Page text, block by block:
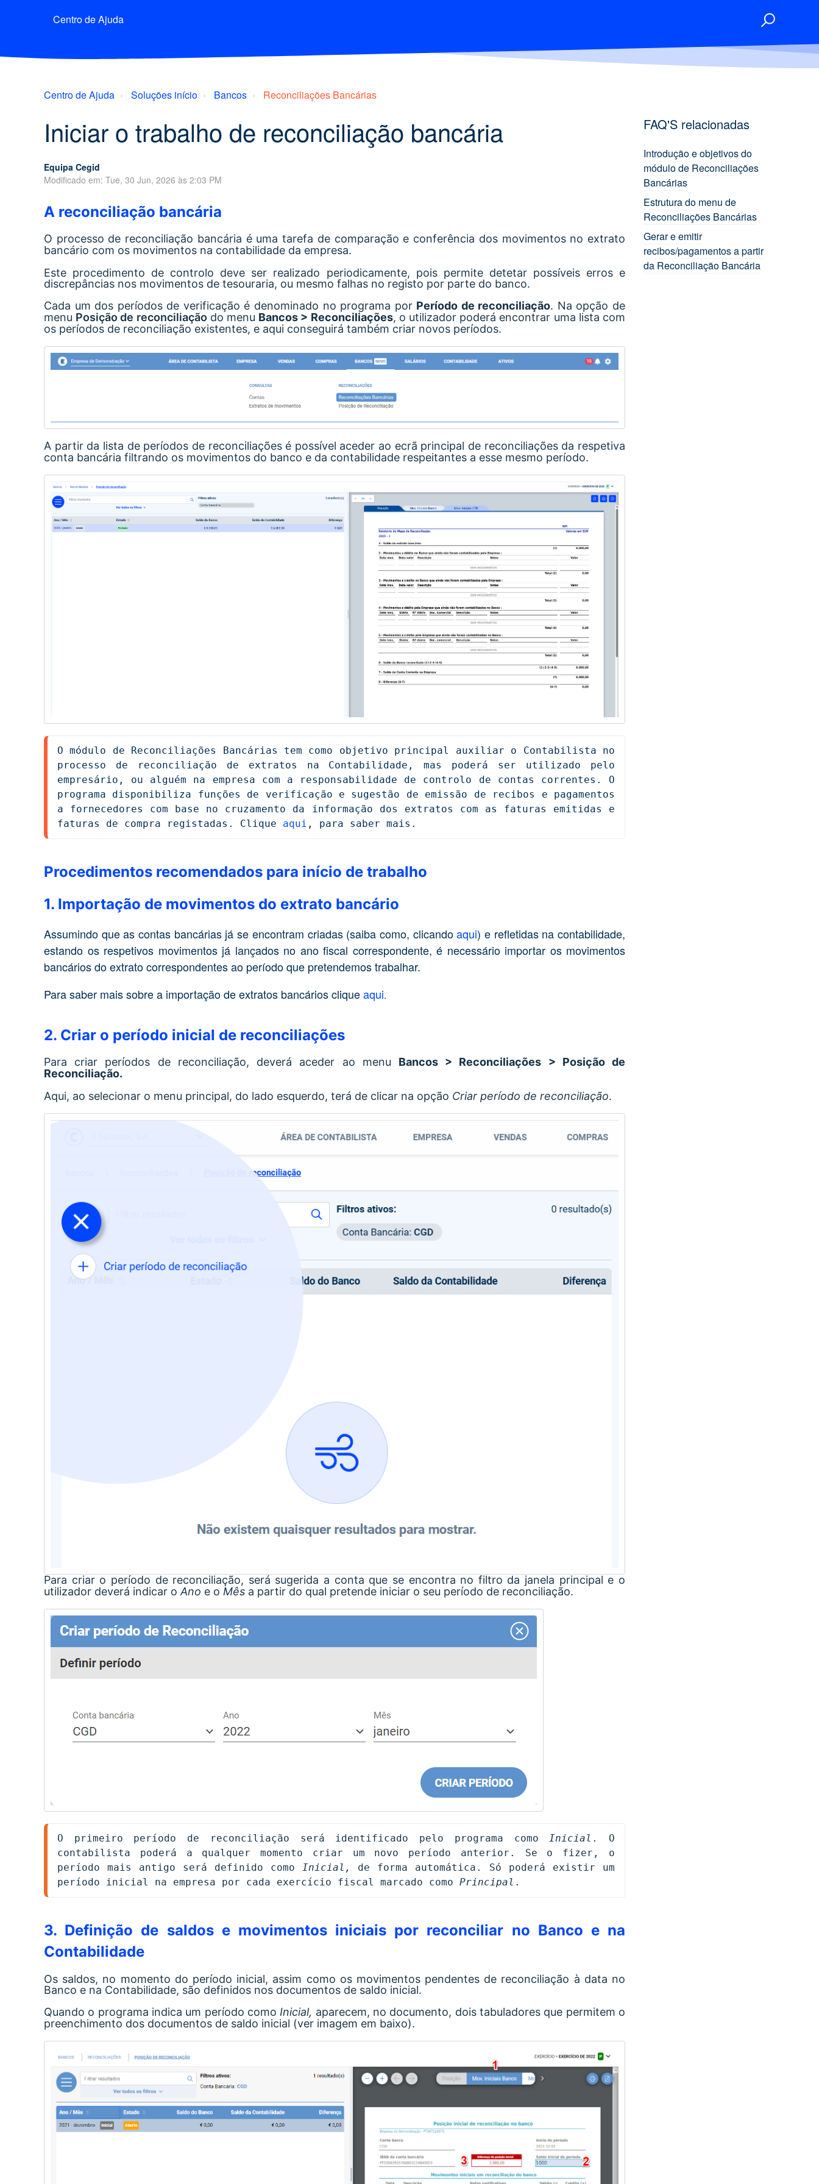
Centro de Ajuda
Centro de Ajuda Soluções início Bancos Reconciliações Bancárias
Iniciar o trabalho de reconciliação bancária
Equipa Cegid
Modificado em: Tue, 30 Jun, 2026 às 2:03 PM
A reconciliação bancária
O processo de reconciliação bancária é uma tarefa de comparação e conferência dos movimentos no extrato
bancário com os movimentos na contabilidade da empresa.
Este procedimento de controlo deve ser realizado periodicamente, pois permite detetar possíveis erros e
discrepâncias nos movimentos de tesouraria, ou mesmo falhas no registo por parte do banco.
Cada um dos períodos de verificação é denominado no programa por Período de reconciliação. Na opção de
menu Posição de reconciliaçãodo menu Bancos > Reconciliações, o utilizador poderá encontrar uma lista com
os períodos de reconciliação existentes, e aqui conseguirá também criar novos períodos.
A partir da lista de períodos de reconciliações é possível aceder ao ecrã principal de reconciliações da respetiva
conta bancária filtrando os movimentos do banco e da contabilidade respeitantes a esse mesmo período.
O módulo de Reconciliações Bancárias tem como objetivo principal auxiliar o Contabilista no
processo de reconciliação de extratos na Contabilidade, mas poderá ser utilizado pelo
empresário, ou alguém na empresa com a responsabilidade de controlo de contas correntes. O
programa disponibiliza funções de verificação e sugestão de emissão de recibos e pagamentos
a fornecedores com base no cruzamento da informação dos extratos com as faturas emitidas e
faturas de compra registadas. Clique aqui , para saber mais.
Procedimentos recomendados para início de trabalho
1. Importação de movimentos do extrato bancário
Assumindo que as contas bancárias já se encontram criadas (saiba como, clicandoaqui) e refletidas na contabilidade,
estando os respetivos movimentos já lançados no ano fiscal correspondente, é necessário importar os movimentos
bancários do extrato correspondentes ao período que pretendemos trabalhar.
Para saber mais sobre a importação de extratos bancários cliqueaqui.
2. Criar o período inicial de reconciliações
Para criar períodos de reconciliação, deverá aceder ao menu Bancos > Reconciliações > Posição de
Reconciliação.
Aqui, ao selecionar o menu principal, do lado esquerdo, terá de clicar na opção Criar período de reconciliação.
Para criar o período de reconciliação, será sugerida a conta que se encontra no filtro da janela principal e o
utilizador deverá indicar o Ano e o Mês a partir do qual pretende iniciar o seu período de reconciliação.
O primeiro período de reconciliação será identificado pelo programa como Inicial . O
contabilista poderá a qualquer momento criar um novo período anterior. Se o fizer, o
período mais antigo será definido como
Inicial, de forma automática. Só poderá existir um
período inicial na empresa por cada exercício fiscal marcado como Principal .
3. Definição de saldos e movimentos iniciais por reconciliar no Banco e na
Contabilidade
Os saldos, no momento do período inicial, assim como os movimentos pendentes de reconciliação à data no
Banco e na Contabilidade, são definidos nos documentos de saldo inicial.
Quando o programa indica um período como Inicial, aparecem, no documento, dois tabuladores que permitem o
preenchimento dos documentos de saldo inicial (ver imagem em baixo).
FAQ'S relacionadas
Introdução e objetivos do
módulo de Reconciliações
Bancárias
Estrutura do menu de
Reconciliações Bancárias
Gerar e emitir
recibos/pagamentos a partir
da Reconciliação Bancária